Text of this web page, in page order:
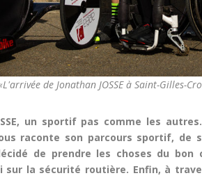
de Jonathan JOSSE à Saint-Gilles-
un sportif pas comme les
raconte son parcours sportif, de
de prendre les choses du
la sécurité routière. Enfin, à